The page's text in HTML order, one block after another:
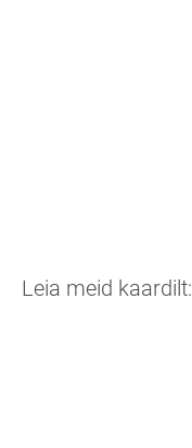
Leia meid kaardilt: